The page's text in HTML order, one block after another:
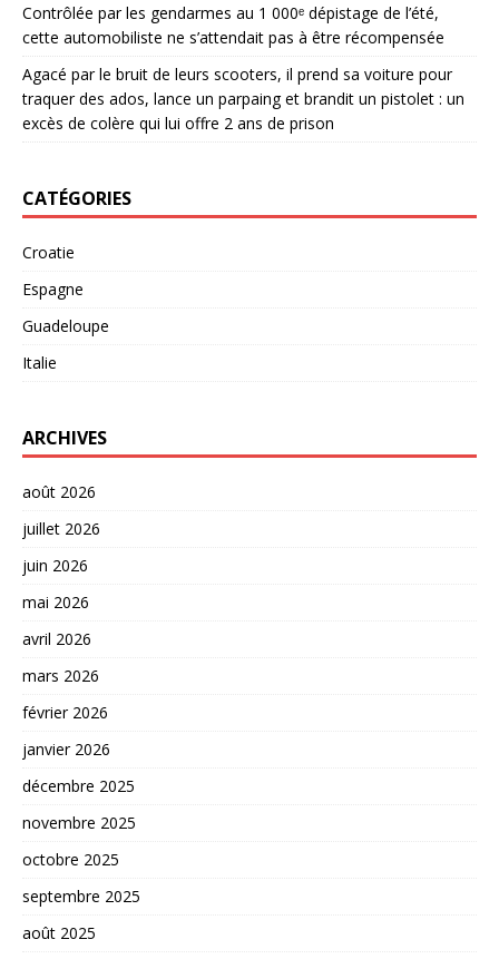
Contrôlée par les gendarmes au 1 000ᵉ dépistage de l’été,
cette automobiliste ne s’attendait pas à être récompensée
Agacé par le bruit de leurs scooters, il prend sa voiture pour
traquer des ados, lance un parpaing et brandit un pistolet : un
excès de colère qui lui offre 2 ans de prison
CATÉGORIES
Croatie
Espagne
Guadeloupe
Italie
ARCHIVES
août 2026
juillet 2026
juin 2026
mai 2026
avril 2026
mars 2026
février 2026
janvier 2026
décembre 2025
novembre 2025
octobre 2025
septembre 2025
août 2025